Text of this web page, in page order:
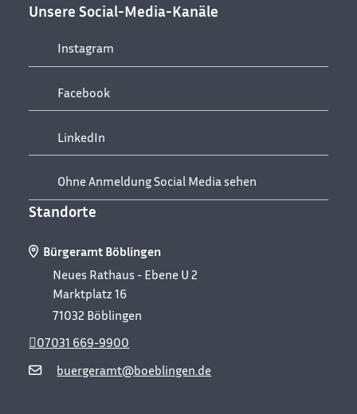
Unsere Social-Media-Kanäle
Instagram
Facebook
LinkedIn
Ohne Anmeldung Social Media sehen
Standorte
Bürgeramt Böblingen
Neues Rathaus - Ebene U 2
Marktplatz 16
71032 Böblingen
buergeramt@boeblingen.de
07031 669-9900